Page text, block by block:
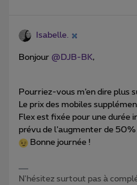
Isabelle.
Bonjour @DJB-BK,
Pourriez-vous m’en dire plus
Le prix des mobiles
Flex est fixée pour une durée
prévu de l’augmenter de
Bonne journée !
N'hésitez surtout pas à